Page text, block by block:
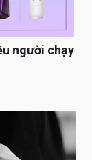
người chạy